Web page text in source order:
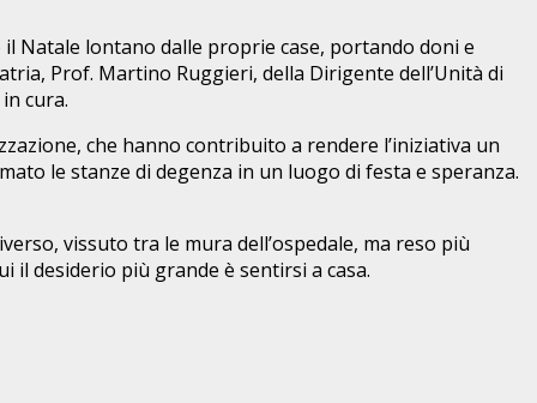
Natale lontano dalle proprie case, portando doni e
Prof. Martino Ruggieri, della Dirigente dell’Unità di
cura.
che hanno contribuito a rendere l’iniziativa un
le stanze di degenza in un luogo di festa e speranza.
vissuto tra le mura dell’ospedale, ma reso più
il desiderio più grande è sentirsi a casa.